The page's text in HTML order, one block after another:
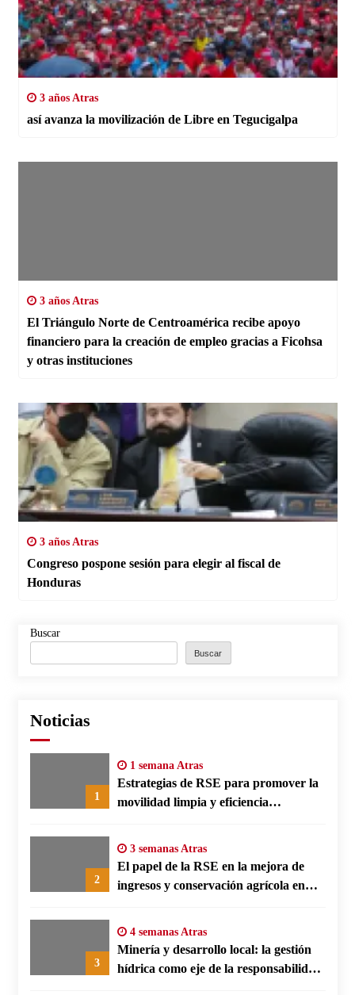
3 años Atras
así avanza la movilización de Libre en Tegucigalpa
3 años Atras
El Triángulo Norte de Centroamérica recibe apoyo
financiero para la creación de empleo gracias a Ficohsa
y otras instituciones
3 años Atras
Congreso pospone sesión para elegir al fiscal de
Honduras
Buscar
Buscar
Noticias
1
1 semana Atras
Estrategias de RSE para promover la
movilidad limpia y eficiencia
2
3 semanas Atras
El papel de la RSE en la mejora de
ingresos y conservación agrícola en
3
4 semanas Atras
Minería y desarrollo local: la gestión
hídrica como eje de la responsabilidad